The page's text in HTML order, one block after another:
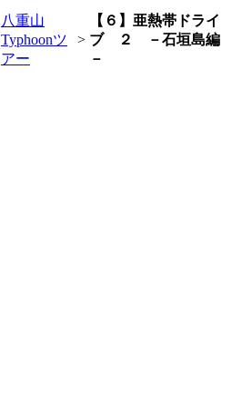
八重山
Typhoonツ
アー
>
【６】亜熱帯ドライ
ブ ２ －石垣島編
－